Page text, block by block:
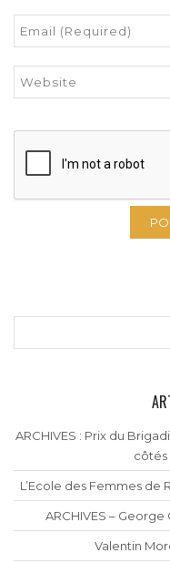
ARCHIVES : Prix du
côtés
L’Ecole des Femmes de
ARCHIVES –
Valentin